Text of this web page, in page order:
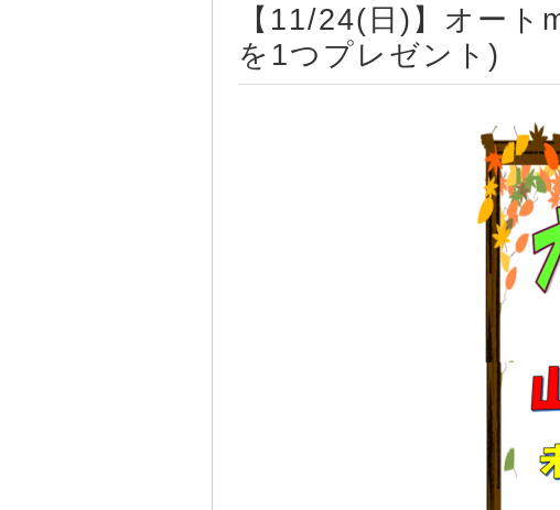
【11/24(日)】オー
を1つプレゼント)